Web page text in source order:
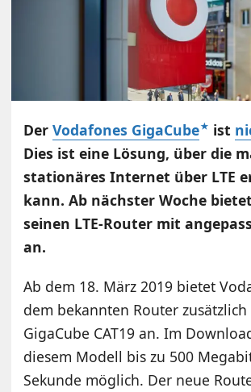
DerVodafones GigaCube ist
Dies ist eine Lösung, über die
stationäres Internet über LTE
kann. Ab nächster Woche
seinen LTE-Router mit
an.
Ab dem 18. März 2019 bietet
dem bekannten Router zusätzlich
GigaCube CAT19 an. Im
diesem Modell bis zu 500
Sekunde möglich. Der neue